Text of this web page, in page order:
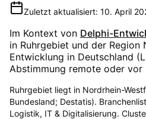
Zuletzt aktualisiert: 10. April
Im Kontext von Delphi-
in Ruhrgebiet und der Region
Entwicklung in Deutschland
Abstimmung remote oder vor
Ruhrgebiet liegt in Nordrhein-
Bundesland; Destatis).
Logistik, IT & Digitalisierung.